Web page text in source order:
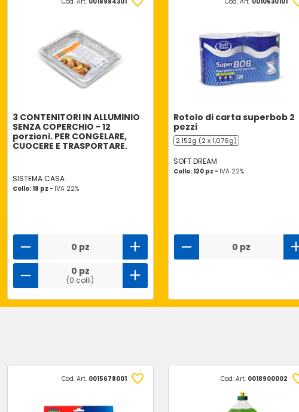
3 CONTENITORI IN ALLUMINIO
SENZA COPERCHIO - 12
porzioni. PER CONGELARE,
CUOCERE E TRASPORTARE.
SISTEMA CASA
Collo: 18 pz - IVA 22%
0 pz
0 pz
(0 colli)
Rotolo di carta superbob 2
pezzi
2.152g (2 x 1,076g)
SOFT DREAM
Collo: 120 pz - IVA 22%
0 pz
Cod. Art. 0015678001 Cod. Art. 0018900002